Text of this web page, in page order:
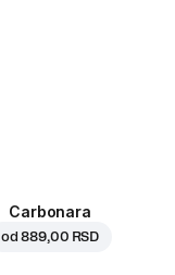
Carbonara
od889,00 RSD